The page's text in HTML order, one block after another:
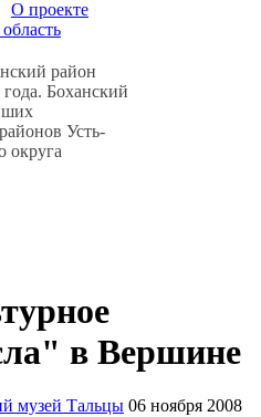
О проекте
район
Боханский
Усть-
округа
в Вершине
музей Тальцы 06 ноября 2008